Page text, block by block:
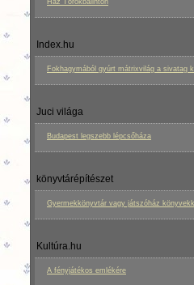
Ház Törökbálinton
Index.hu
Fokhagymából gyúrt mátrixvilág a sivatag
Juci világa
Budapest legszebb lépcsőháza
könyvtárépítészet
Gyermekkönyvtár vagy játszóház
Kultúra.hu
A fényjátékos emlékére